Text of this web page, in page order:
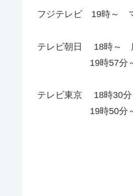
フジテレビ 19時～
テレビ朝日 18時～
19時57分～ 選
テレビ東京 18時30
19時50分～ TXN